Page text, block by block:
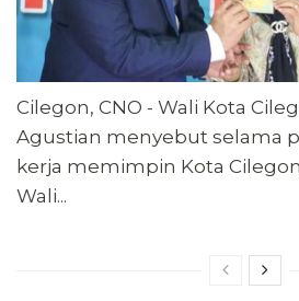
Cilegon, CNO - Wali Kota
Agustian menyebut selama
kerja memimpin Kota
Wali...